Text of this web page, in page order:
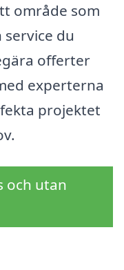
område som
du
offerter
experterna
projektet
och utan